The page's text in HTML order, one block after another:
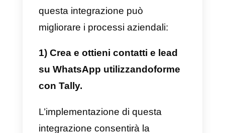
Con l’analisi e il reporting
prestazioni del team, le metriche
di conversazione e l’efficacia
strategie di comunicazione
utilizzate.